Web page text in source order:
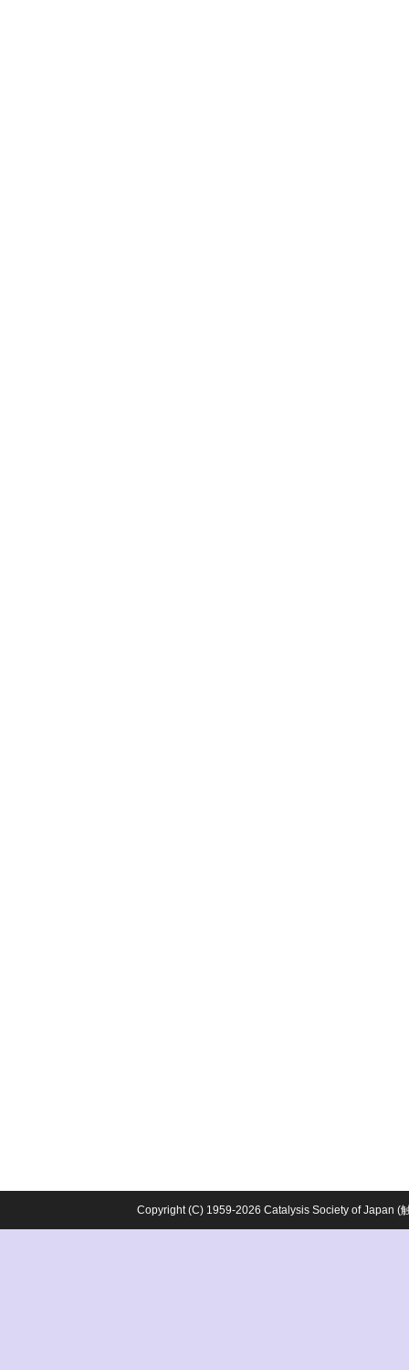
Copyright (C) 1959-2026 Catalysis Society of Japan (